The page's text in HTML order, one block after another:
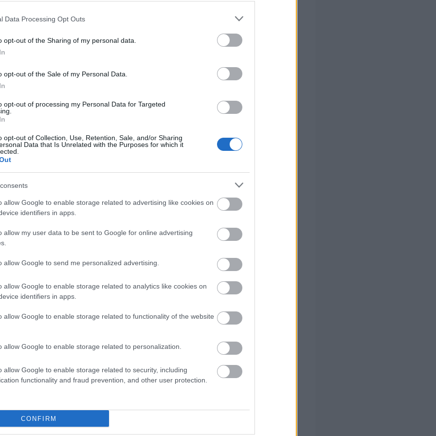
Data Processing Opt Outs
opt-out of the Sharing of my personal data.
opt-out of the Sale of my Personal Data.
opt-out of processing my Personal Data for Targeted
opt-out of Collection, Use, Retention, Sale, and/or Sharing
Data that Is Unrelated with the Purposes for which it
allow Google to enable storage related to advertising like cookies on
identifiers in apps.
allow my user data to be sent to Google for online advertising
allow Google to send me personalized advertising.
allow Google to enable storage related to analytics like cookies on
identifiers in apps.
allow Google to enable storage related to functionality of the website
allow Google to enable storage related to personalization.
allow Google to enable storage related to security, including
functionality and fraud prevention, and other user protection.
CONFIRM
η πιο Εύκολη Πιστοποίηση Υπολογιστών σε 2
όλες τις σημαντικές ειδήσεις.
proson.gr στα αποτελέσματα αναζήτησης της Google
Ειδήσεις
θέσεις εργασίας στο Δημόσιο (χωρίς πτυχίο)
Σχολή: Νέος κανονισμός για δόκιμους – Τι αλλάζει σε
και πρακτική εκπαίδευση
συνταξιοδότησης για 8.000 ανέργους άνω των 55
οι αιτήσεις
προσλήψεων 2027 - Παρατείνεται το Β'